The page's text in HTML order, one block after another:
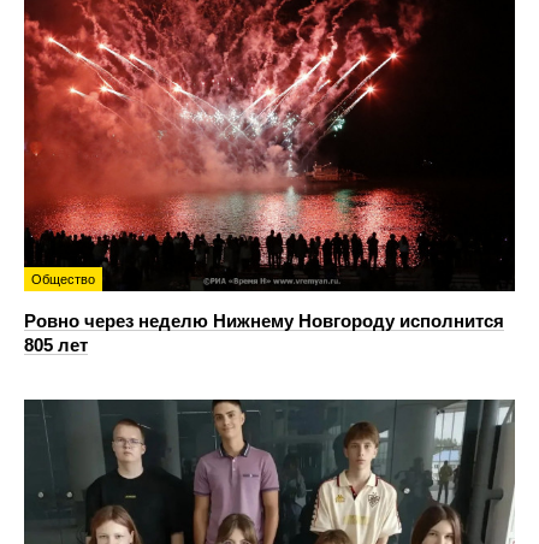
Общество
Ровно через неделю Нижнему Новгороду исполнится
805 лет